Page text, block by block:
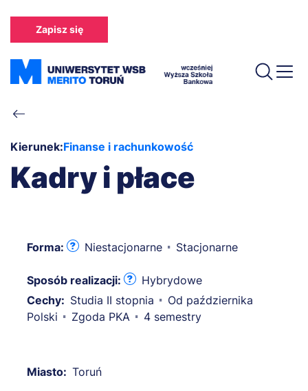
treści
Zapisz się
Ścieżka
nawigacyjna
Kierunek:Finanse i rachunkowość
Kadry i płace
Forma: Niestacjonarne Stacjonarne
Sposób realizacji:
Hybrydowe
Cechy: Studia II stopnia
Od października
Polski
Zgoda PKA 4 semestry
Miasto: Toruń